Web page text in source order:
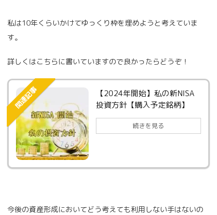
私は10年くらいかけてゆっくり枠を埋めようと考えていま
す。
詳しくはこちらに書いていますので良かったらどうぞ！
関連記事
【2024年開始】私の新NISA
投資方針【購入予定銘柄】
続きを見る
今後の資産形成においてどう考えても利用しない手はないの